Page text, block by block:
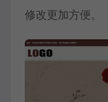
修改更加方便。